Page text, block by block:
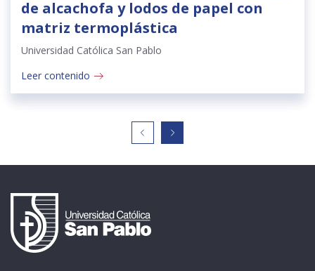
de alcachofa y lodos de papel con
matriz termoplástica
Universidad Católica San Pablo
Leer contenido